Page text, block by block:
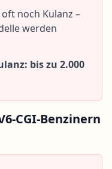
noch Kulanz –
werden
bis zu 2.000
CGI-Benzinern